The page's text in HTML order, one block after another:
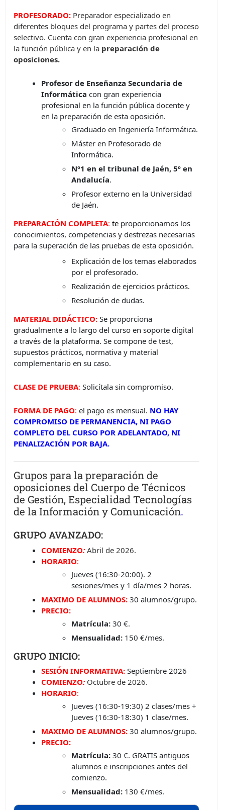
PROFESORADO: Preparador especializado en
diferentes bloques del programa y partes del proceso
selectivo. Cuenta con gran experiencia profesional en
la función pública y en la preparación de
oposiciones.
Profesor de Enseñanza Secundaria de
Informática con gran experiencia
profesional en la función pública docente y
en la preparación de esta oposición.
Graduado en Ingeniería Informática.
Máster en Profesorado de
Informática.
Nº1 en el tribunal de Jaén, 5º en
Andalucía.
Profesor externo en la Universidad
de Jaén.
PREPARACIÓN COMPLETA:te proporcionamos los
conocimientos, competencias y destrezas necesarias
para la superación de las pruebas de esta oposición.
Explicación de los temas elaborados
por el profesorado.
Realización de ejercicios prácticos.
Resolución de dudas.
MATERIAL DIDÁCTICO:Se proporciona
gradualmente a lo largo del curso en soporte digital
a través de la plataforma. Se compone de test,
supuestos prácticos, normativa y material
complementario en su caso.
CLASE DE PRUEBA: Solicítala sin compromiso.
FORMA DE PAGO: el pago es mensual. NO HAY
COMPROMISO DE PERMANENCIA, NI PAGO
COMPLETO DEL CURSO POR ADELANTADO, NI
PENALIZACIÓN POR BAJA.
Grupos para la preparación de
oposiciones del Cuerpo de Técnicos
de Gestión, Especialidad Tecnologías
de la Información y Comunicación.
GRUPO AVANZADO:
COMIENZO:Abril de 2026.
HORARIO:
Jueves (16:30-20:00). 2
sesiones/mes y 1 día/mes 2 horas.
MAXIMO DE ALUMNOS: 30 alumnos/grupo.
PRECIO:
Matrícula: 30 €.
Mensualidad: 150 €/mes.
GRUPO INICIO:
SESIÓN INFORMATIVA:Septiembre 2026
COMIENZO: Octubre de 2026.
HORARIO:
Jueves (16:30-19:30) 2 clases/mes +
Jueves (16:30-18:30) 1 clase/mes.
MAXIMO DE ALUMNOS: 30 alumnos/grupo.
PRECIO:
Matrícula: 30 €. GRATIS antiguos
alumnos e inscripciones antes del
comienzo.
Mensualidad: 130 €/mes.